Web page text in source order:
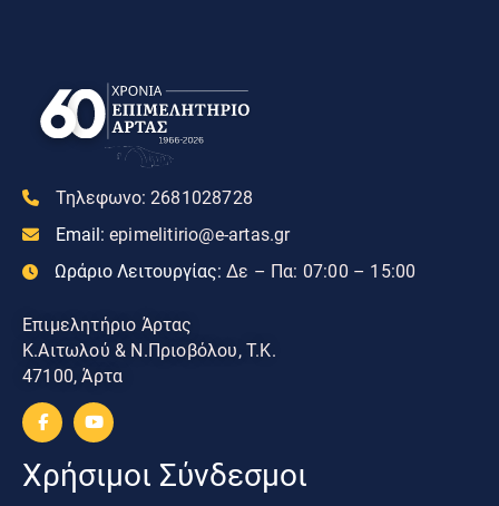
Τηλεφωνο: 2681028728
Email: epimelitirio@e-artas.gr
Ωράριο Λειτουργίας: Δε – Πα: 07:00 – 15:00
Επιμελητήριο Άρτας
Κ.Αιτωλού & Ν.Πριοβόλου, Τ.Κ.
47100, Άρτα
Χρήσιμοι Σύνδεσμοι